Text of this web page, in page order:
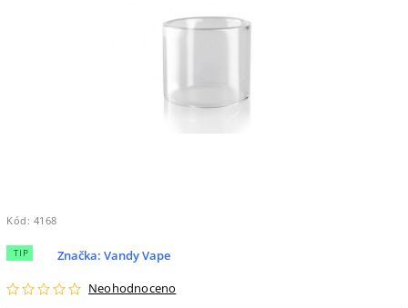
Kód: 4168
TIP
Neohodnoceno
Značka: Vandy Vape